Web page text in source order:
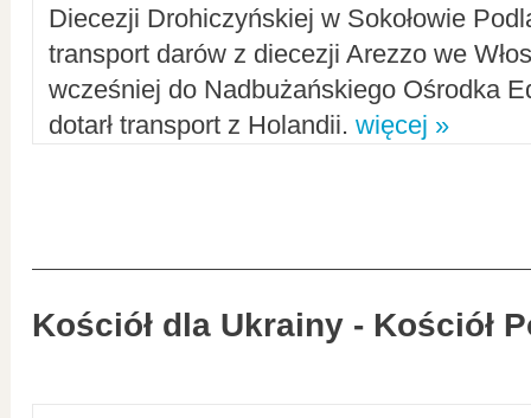
Diecezji Drohiczyńskiej w Sokołowie
transport darów z diecezji Arezzo we
wcześniej do Nadbużańskiego Ośrodka
dotarł transport z Holandii. więcej »
Kościół dla Ukrainy - Kościół